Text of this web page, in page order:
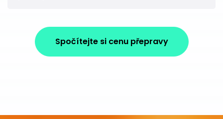
Spočítejte si cenu přepravy